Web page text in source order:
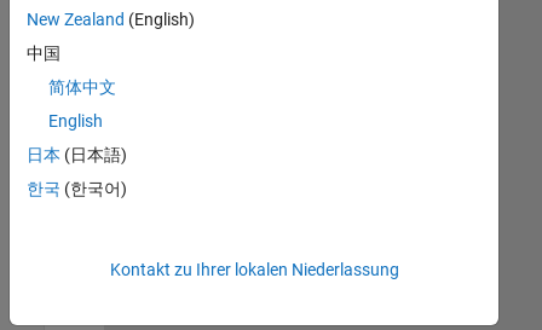
Stellen
können,
die
Ihren
entsprechen,
werden
unseres
New Zealand (English)
中国
简体中文
English
日本 (日本語)
한국 (한국어)
Kontakt zu Ihrer lokalen Niederlassung